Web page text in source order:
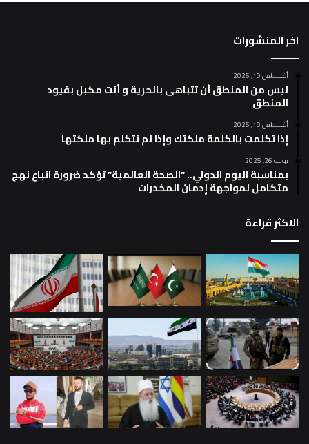
اخر المنشورات
أغسطس 10, 2025
ليس من المنطق أن تتباهى بالحرية و أنت مكبل بقيود
المنطق
أغسطس 10, 2025
إذا تكلمت بالكلمة ملكتك وإذا لم تتكلم بها ملكتها
يونيو 26, 2025
بمناسبة اليوم الدولي.. “الصحة العالمية” تؤكد ضرورة اتباع نهج
متكامل لمواجهة إدمان المخدرات
الاكثر قراءة